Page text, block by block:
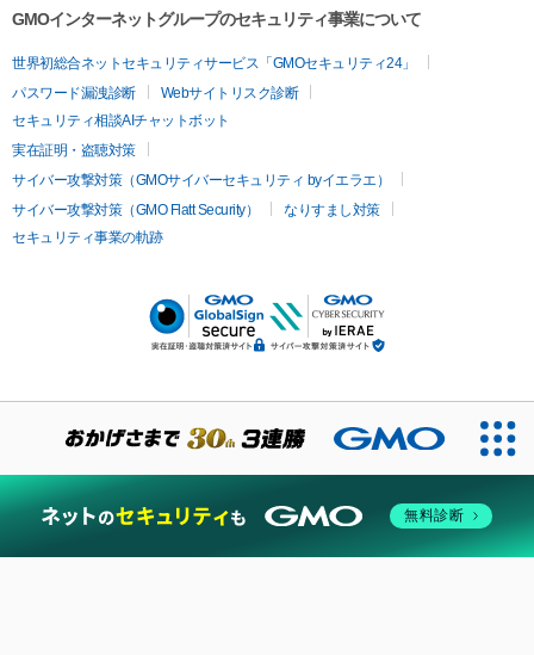
GMOインターネットグループのセキュリティ事業について
世界初総合ネットセキュリティサービス「GMOセキュリティ24」
パスワード漏洩診断
Webサイトリスク診断
セキュリティ相談AIチャットボット
実在証明・盗聴対策
サイバー攻撃対策（GMOサイバーセキュリティ byイエラエ）
サイバー攻撃対策（GMO Flatt Security）
なりすまし対策
セキュリティ事業の軌跡
無料診断